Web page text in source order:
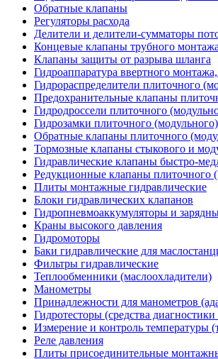
Обратные клапаны
Регуляторы расхода
Делители и делители-сумматоры
Концевые клапаны трубного монтажа
Клапаны защиты от разрыва шланга
Гидроаппаратура ввертного
Гидрораспределители плиточного
Предохранительные клапаны
Гидродроссели плиточного
Гидрозамки плиточного
Обратные клапаны плиточного
Тормозные клапаны стыкового и
Гидравлические клапаны быстро-
Редукционные клапаны плиточного
Плиты монтажные гидравлические
Блоки гидравлических клапанов
Гидропневмоаккумуляторы и
Краны высокого давления
Гидромоторы
Баки гидравлические для
Фильтры гидравлические
Теплообменники (маслоохладители)
Манометры
Принадлежности для манометров
Гидротесторы (средства
Измерение и контроль температуры
Реле давления
Плиты присоединительные